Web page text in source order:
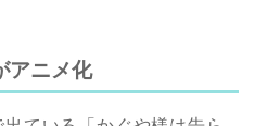
アニメ化